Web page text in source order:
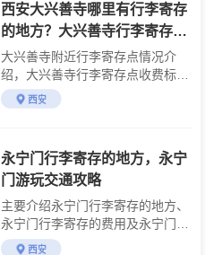
西安大兴善寺哪里有行李寄存
的地方？大兴善寺行李寄存怎
么收费？
大兴善寺附近行李寄存点情况介
绍，大兴善寺行李寄存点收费标准
介绍
西安
永宁门行李寄存的地方，永宁
门游玩交通攻略
主要介绍永宁门行李寄存的地方、
永宁门行李寄存的费用及永宁门交
通游玩攻略
西安